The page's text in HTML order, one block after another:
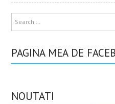
PAGINA MEA DE
NOUTATI